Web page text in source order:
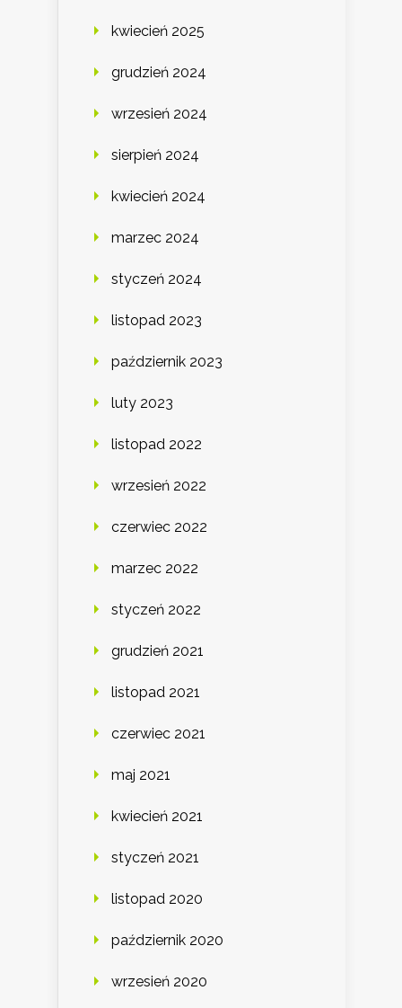
kwiecień 2025
grudzień 2024
wrzesień 2024
sierpień 2024
kwiecień 2024
marzec 2024
styczeń 2024
listopad 2023
październik 2023
luty 2023
listopad 2022
wrzesień 2022
czerwiec 2022
marzec 2022
styczeń 2022
grudzień 2021
listopad 2021
czerwiec 2021
maj 2021
kwiecień 2021
styczeń 2021
listopad 2020
październik 2020
wrzesień 2020